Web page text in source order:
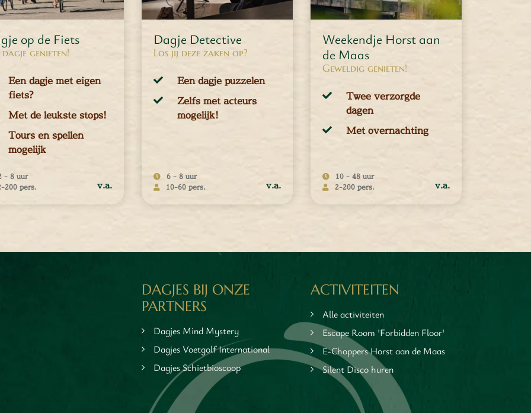
INFORMATIE MEER INFORMATIE MEER INFORMATIE
op de Fiets
dagje genieten!
Een dagje met eigen
fiets?
Met de leukste stops!
Tours en spellen
mogelijk
- 8 uur
200 pers.
v.a.
Dagje Detective
Los jij deze zaken op?
Een dagje puzzelen
Zelfs met acteurs
mogelijk!
6 - 8 uur
10-60 pers.
v.a.
MEER INFORMATIE
Weekendje Horst aan
de Maas
Geweldig genieten!
Twee verzorgde
dagen
Met overnachting
10 - 48 uur
2-200 pers.
v.a.
MEER INFORMATIE
DAGJES BIJ ONZE
PARTNERS
Dagjes Mind Mystery
Dagjes Voetgolf International
Dagjes Schietbioscoop
ACTIVITEITEN
Alle activiteiten
Escape Room 'Forbidden Floor'
E-Choppers Horst aan de Maas
Silent Disco huren